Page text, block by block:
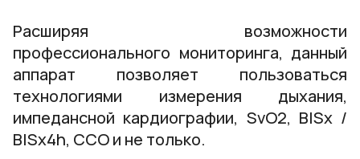
Расширяя возможности
профессионального мониторинга, данный
аппарат позволяет пользоваться
технологиями измерения дыхания,
импедансной кардиографии, SvO2, BISx /
BISx4h, CCO и не только.